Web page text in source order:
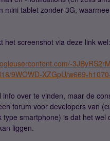
mini tablet zonder 3G,
het screenshot via deze link wel:
9WOWD-XZGpU/w669-
info over te vinden, maar de
forum voor developers van
type smartphone) is dat het wel
liggen.